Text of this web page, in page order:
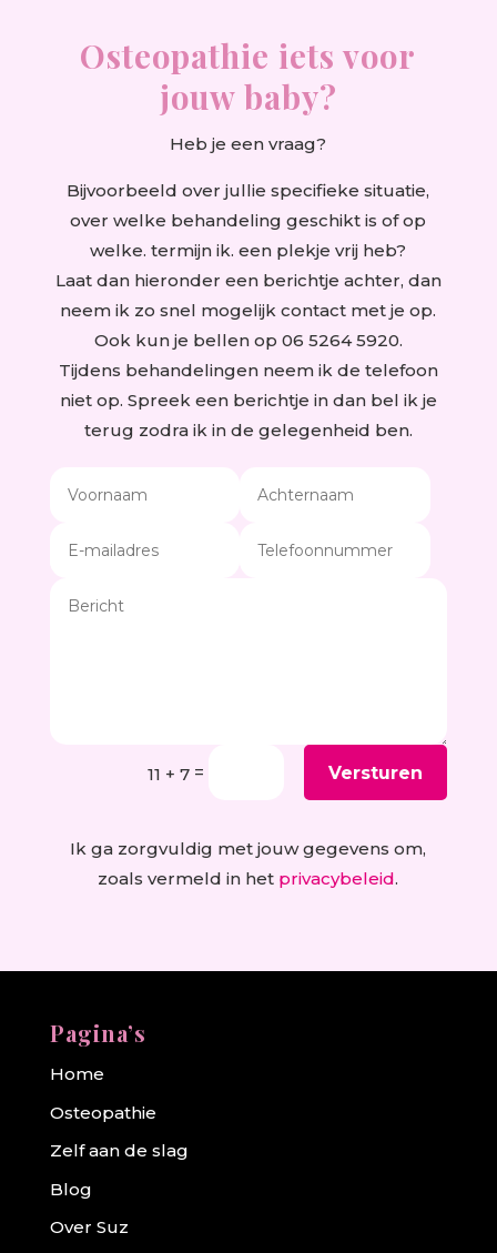
Osteopathie iets voor
jouw baby?
Heb je een vraag?
Bijvoorbeeld over jullie specifieke situatie,
over welke behandeling geschikt is of op
welke. termijn ik. een plekje vrij heb?
Laat dan hieronder een berichtje achter, dan
neem ik zo snel mogelijk contact met je op.
Ook kun je bellen op 06 5264 5920.
Tijdens behandelingen neem ik de telefoon
niet op. Spreek een berichtje in dan bel ik je
terug zodra ik in de gelegenheid ben.
11 + 7 = Versturen
Ik ga zorgvuldig met jouw gegevens om,
zoals vermeld in het privacybeleid.
Pagina’s
Home
Osteopathie
Zelf aan de slag
Blog
Over Suz